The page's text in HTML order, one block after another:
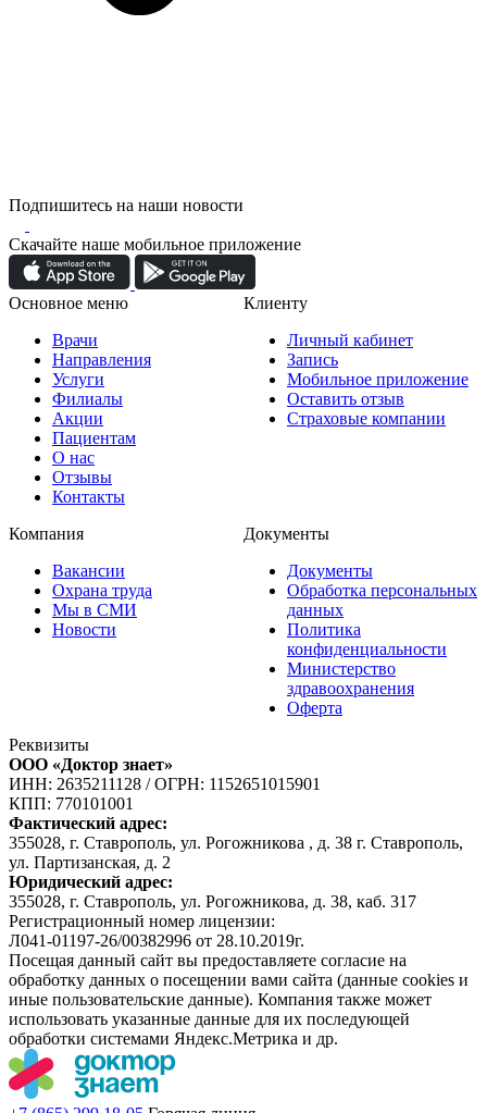
Подпишитесь на наши новости
Скачайте наше мобильное приложение
Основное меню
Врачи
Направления
Услуги
Филиалы
Акции
Пациентам
О нас
Отзывы
Контакты
Клиенту
Личный кабинет
Запись
Мобильное приложение
Оставить отзыв
Страховые компании
Компания
Вакансии
Охрана труда
Мы в СМИ
Новости
Документы
Документы
Обработка персональных
данных
Политика
конфиденциальности
Министерство
здравоохранения
Оферта
Реквизиты
ООО «Доктор знает»
ИНН: 2635211128 /ОГРН: 1152651015901
КПП: 770101001
Фактический адрес:
355028, г. Ставрополь, ул. Рогожникова , д. 38 г. Ставрополь,
ул. Партизанская, д. 2
Юридический адрес:
355028, г. Ставрополь, ул. Рогожникова, д. 38, каб. 317
Регистрационный номер лицензии:
Л041-01197-26/00382996 от 28.10.2019г.
Посещая данный сайт вы предоставляете согласие на
обработку данных о посещении вами сайта (данные cookies и
иные пользовательские данные). Компания также может
использовать указанные данные для их последующей
обработки системами Яндекс.Метрика и др.